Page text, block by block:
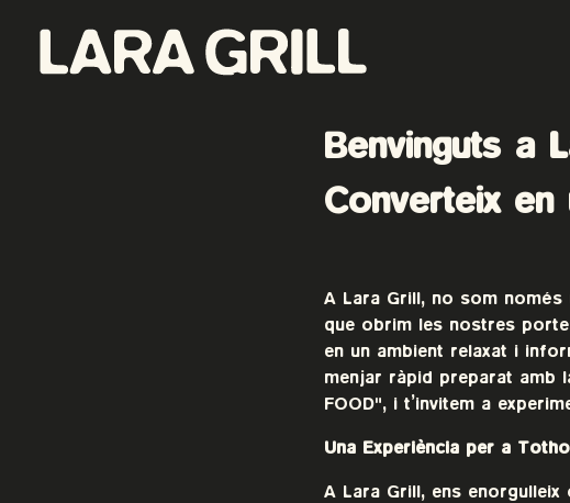
Benvinguts a
Converteix en
A Lara Grill, no som només
que obrim les nostres
en un ambient relaxat i
menjar ràpid preparat amb
FOOD", i t’invitem a
Una Experiència per a
A Lara Grill, ens